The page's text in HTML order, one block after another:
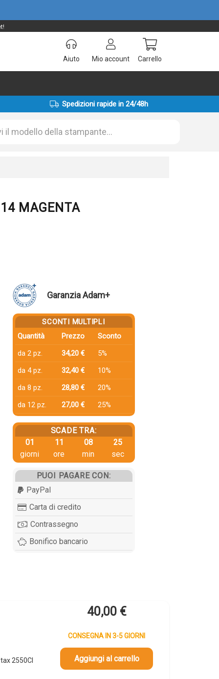
Aiuto Mio account Carrello
Spedizioni rapide in 24/48h
MAGENTA
Garanzia Adam+
SCONTI MULTIPLI
Quantità
Prezzo
Sconto
da 2 pz.
34,20 €
5%
da 4 pz.
32,40 €
10%
da 8 pz.
28,80 €
20%
da 12 pz.
27,00 € 25%
SCADE TRA:
01
giorni
11
ore
08
min
24
sec
PUOI PAGARE CON:
PayPal
Carta di credito
Contrassegno
Bonifico bancario
2550CI
40,00 €
CONSEGNA IN 3-5 GIORNI
Aggiungi al carrello